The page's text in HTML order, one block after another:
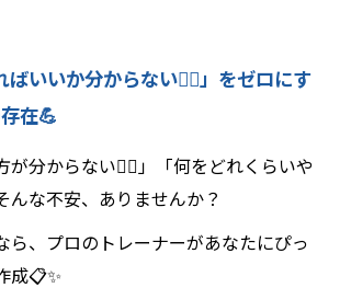
いいか分からない🤷‍♀️」をゼロにす
在💪
が分からない😵‍💫」「何をどれくらいや
んな不安、ありませんか？
ら、プロのトレーナーがあなたにぴっ
成📋✨